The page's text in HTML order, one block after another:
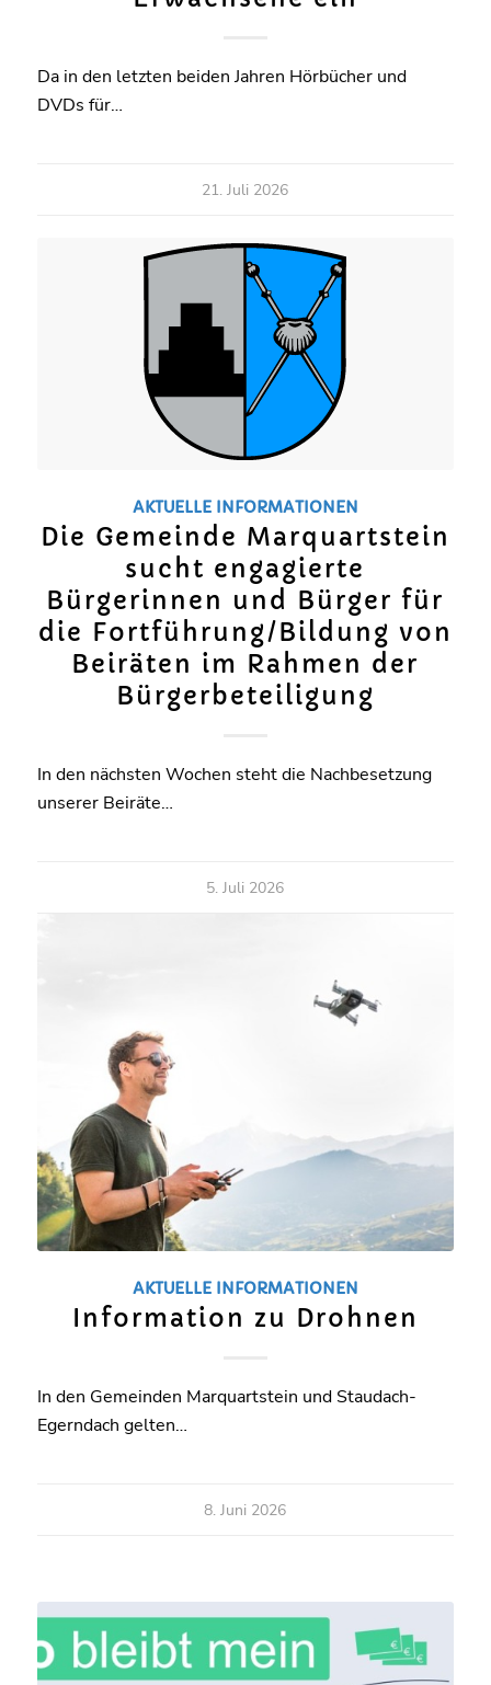
Da in den letzten beiden Jahren Hörbücher und
DVDs für…
21. Juli 2026
AKTUELLE INFORMATIONEN
Die Gemeinde Marquartstein
sucht engagierte
Bürgerinnen und Bürger für
die Fortführung/Bildung von
Beiräten im Rahmen der
Bürgerbeteiligung
In den nächsten Wochen steht die Nachbesetzung
unserer Beiräte…
5. Juli 2026
AKTUELLE INFORMATIONEN
Information zu Drohnen
In den Gemeinden Marquartstein und Staudach-
Egerndach gelten…
8. Juni 2026